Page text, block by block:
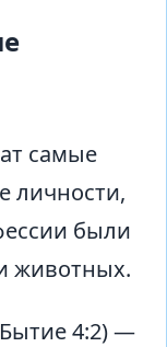
самые
личности,
были
животных.
4:2) —